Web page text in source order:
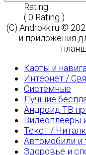
Rating:
( 0 Rating )
(C) Androkk.ru ©
и приложения
Карты и
Интернет /
Системные
Лучшие
Андроид ТВ
Видеоплееры
Текст /
Автомобили и
Здоровье и